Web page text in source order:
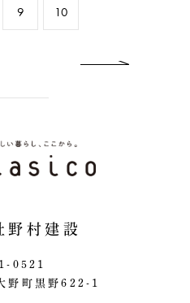
9 10
野村建設
0521
野町黒野622-1